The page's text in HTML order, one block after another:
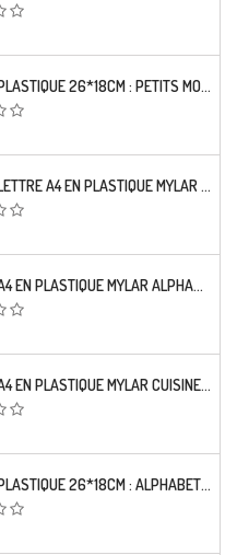
POCHOIR PLASTIQUE 26*18CM : PETITS MOTIFS FLORALES
POCHOIR LETTRE A4 EN PLASTIQUE MYLAR ALPHABET RACINE 30 MM
POCHOIR A4 EN PLASTIQUE MYLAR ALPHABET LETTRE TYPO SEGOE 25 MM
POCHOIR A4 EN PLASTIQUE MYLAR CUISINE RECETTE ALPHABET LETTRE 15 MM
POCHOIR PLASTIQUE 26*18CM : ALPHABET (14)